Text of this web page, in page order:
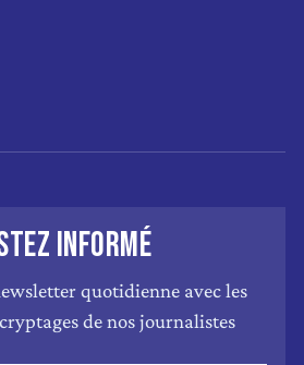
INFORMÉ
quotidienne avec les
de nos journalistes